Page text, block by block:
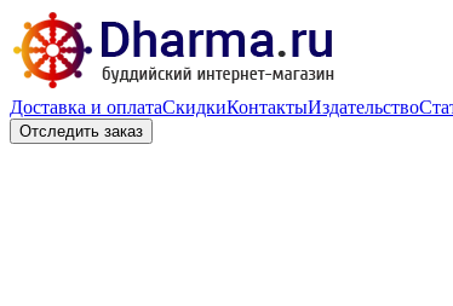
Доставка и оплатаСкидкиКонтактыИздательство
Отследить заказ